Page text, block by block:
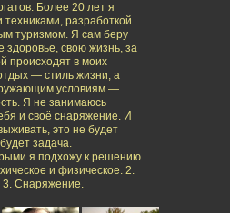
Более 20 лет я
разработкой
туризмом. Я сам беру
здоровье, свою жизнь, за
происходят в моих
— стиль жизни, а
условиям —
Я не занимаюсь
и своё снаряжение. И
это не будет
задача.
я подхожу к решению
и физическое. 2.
3. Снаряжение.